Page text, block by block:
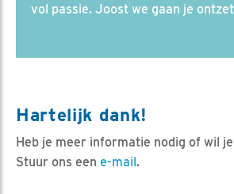
vol passie. Joost we gaan je
Hartelijk dank!
Heb je meer informatie nodig of wil
Stuur ons een e-mail.